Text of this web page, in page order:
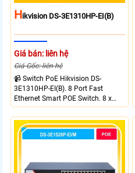
HIkvision DS-3E1310HP-EI(B)
Giá bán: liên hệ
Giá Gốc: liên hệ
📹 Switch PoE Hikvision DS-
3E1310HP-EI(B). 8 Port Fast
Ethernet Smart POE Switch. 8 x
10/100M PoE Ports, 2 x Gigabit
Uplink Ports.